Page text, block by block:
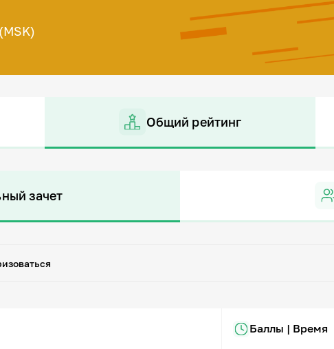
Общий рейтинг
зачет
Баллы | Время